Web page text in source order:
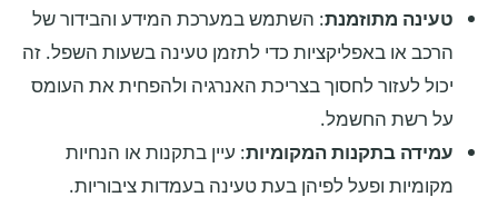
טעינה מתוזמנת: השתמש במערכת המידע והבידור של
הרכב או באפליקציות כדי לתזמן טעינה בשעות השפל. זה
יכול לעזור לחסוך בצריכת האנרגיה ולהפחית את העומס
על רשת החשמל.
עמידה בתקנות המקומיות: עיין בתקנות או הנחיות
מקומיות ופעל לפיהן בעת טעינה בעמדות ציבוריות.